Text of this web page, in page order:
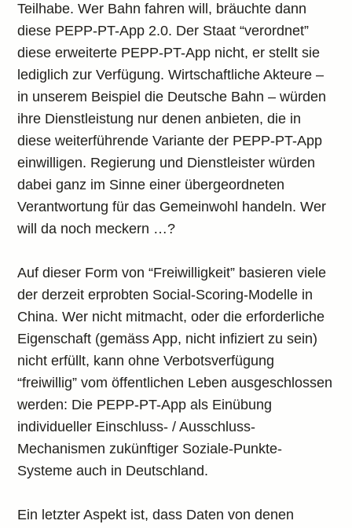
Teilhabe. Wer Bahn fahren will, bräuchte dann
diese PEPP-PT-App 2.0. Der Staat “verordnet”
diese erweiterte PEPP-PT-App nicht, er stellt sie
lediglich zur Verfügung. Wirtschaftliche Akteure –
in unserem Beispiel die Deutsche Bahn – würden
ihre Dienstleistung nur denen anbieten, die in
diese weiterführende Variante der PEPP-PT-App
einwilligen. Regierung und Dienstleister würden
dabei ganz im Sinne einer übergeordneten
Verantwortung für das Gemeinwohl handeln. Wer
will da noch meckern …?
Auf dieser Form von “Freiwilligkeit” basieren viele
der derzeit erprobten Social-Scoring-Modelle in
China. Wer nicht mitmacht, oder die erforderliche
Eigenschaft (gemäss App, nicht infiziert zu sein)
nicht erfüllt, kann ohne Verbotsverfügung
“freiwillig” vom öffentlichen Leben ausgeschlossen
werden: Die PEPP-PT-App als Einübung
individueller Einschluss- / Ausschluss-
Mechanismen zukünftiger Soziale-Punkte-
Systeme auch in Deutschland.
Ein letzter Aspekt ist, dass Daten von denen